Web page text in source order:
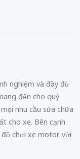
nghiệm và đầy đủ
đến cho quý
nhu cầu sửa chữa
cho xe. Bên cạnh
chơi xe motor với